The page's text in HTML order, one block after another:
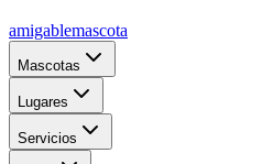
amigablemascota
Mascotas
Lugares
Servicios